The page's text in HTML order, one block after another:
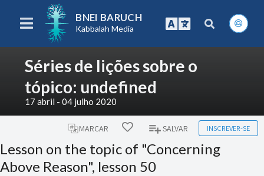
BNEI BARUCH
Kabbalah Media
Séries de lições sobre o
tópico: undefined
17 abril - 04 julho 2020
MARCAR SALVAR INSCREVER-SE
Lesson on the topic of "Concerning
Above Reason", lesson 50